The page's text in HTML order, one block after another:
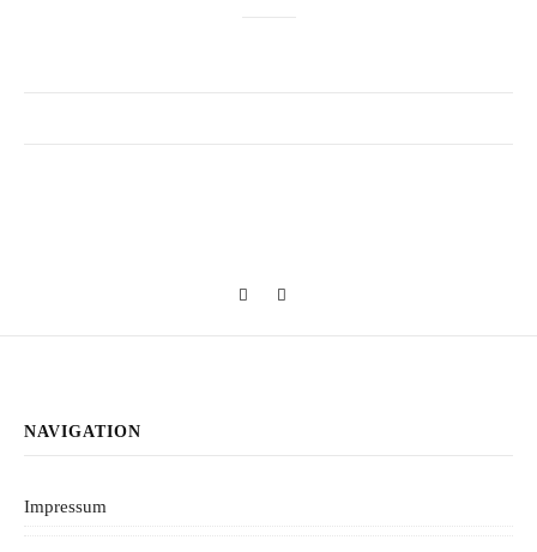
NAVIGATION
Impressum